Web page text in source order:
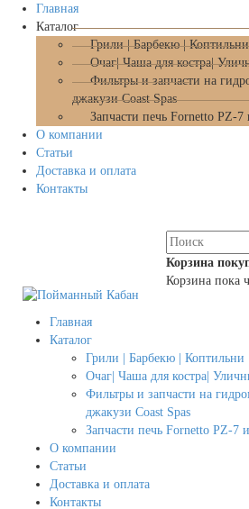
Главная
Каталог
Грили | Барбекю |
Очаг| Чаша для костра|
Фильтры и запчасти на
джакузи Coast Spas
Запчасти печь Fornetto PZ-7
О компании
Статьи
Доставка и оплата
Контакты
Корзина
Корзина пока
Главная
Каталог
Грили | Барбекю |
Очаг| Чаша для костра|
Фильтры и запчасти на
джакузи Coast Spas
Запчасти печь Fornetto PZ-7
О компании
Статьи
Доставка и оплата
Контакты